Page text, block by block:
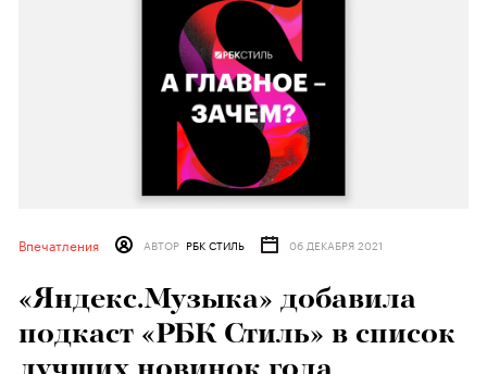
Впечатления АВТОР РБК СТИЛЬ 06 ДЕКАБРЯ 2021
«Яндекс.Музыка» добавила
подкаст «РБК Стиль» в список